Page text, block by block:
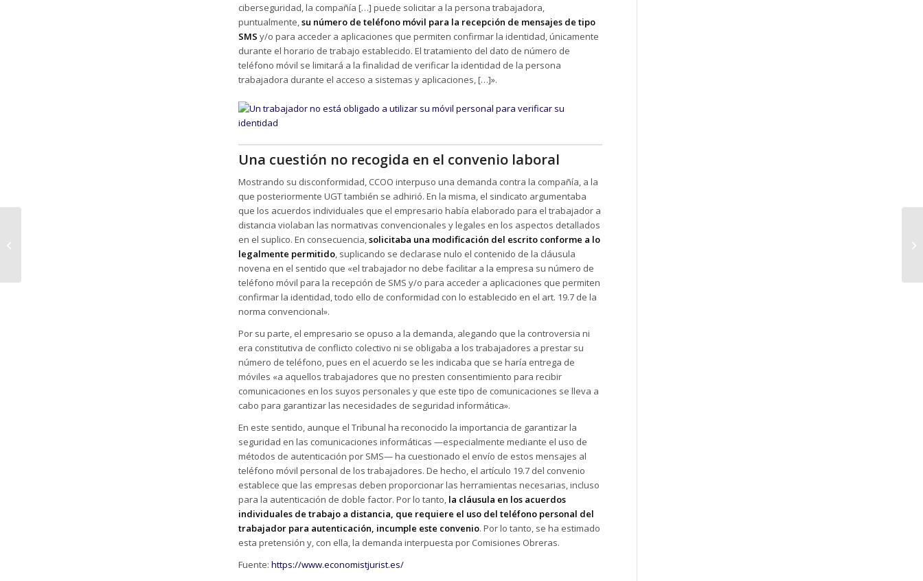
ciberseguridad, la compañía […] puede solicitar a la persona trabajadora,
puntualmente,su número de teléfono móvil para la recepción de mensajes de tipo
SMS y/o para acceder a aplicaciones que permiten confirmar la identidad, únicamente
durante el horario de trabajo establecido. El tratamiento del dato de número de
teléfono móvil se limitará a la finalidad de verificar la identidad de la persona
trabajadora durante el acceso a sistemas y aplicaciones, […]».
Una cuestión no recogida en el convenio laboral
Mostrando su disconformidad, CCOO interpuso una demanda contra la compañía, a la
que posteriormente UGT también se adhirió. En la misma, el sindicato argumentaba
que los acuerdos individuales que el empresario había elaborado para el trabajador a
distancia violaban las normativas convencionales y legales en los aspectos detallados
en el suplico. En consecuencia,solicitaba una modificación del escrito conforme a lo
legalmente permitido, suplicando se declarase nulo el contenido de la cláusula
novena en el sentido que «el trabajador no debe facilitar a la empresa su número de
teléfono móvil para la recepción de SMS y/o para acceder a aplicaciones que permiten
confirmar la identidad, todo ello de conformidad con lo establecido en el art. 19.7 de la
norma convencional».
Por su parte, el empresario se opuso a la demanda, alegando que la controversia ni
era constitutiva de conflicto colectivo ni se obligaba a los trabajadores a prestar su
número de teléfono, pues en el acuerdo se les indicaba que se haría entrega de
móviles «a aquellos trabajadores que no presten consentimiento para recibir
comunicaciones en los suyos personales y que este tipo de comunicaciones se lleva a
cabo para garantizar las necesidades de seguridad informática».
En este sentido, aunque el Tribunal ha reconocido la importancia de garantizar la
seguridad en las comunicaciones informáticas —especialmente mediante el uso de
métodos de autenticación por SMS— ha cuestionado el envío de estos mensajes al
teléfono móvil personal de los trabajadores. De hecho, el artículo 19.7 del convenio
establece que las empresas deben proporcionar las herramientas necesarias, incluso
para la autenticación de doble factor. Por lo tanto, la cláusula en los acuerdos
individuales de trabajo a distancia, que requiere el uso del teléfono personal del
trabajador para autenticación, incumple este convenio. Por lo tanto, se ha estimado
esta pretensión y, con ella, la demanda interpuesta por Comisiones Obreras.
Fuente:https://www.economistjurist.es/